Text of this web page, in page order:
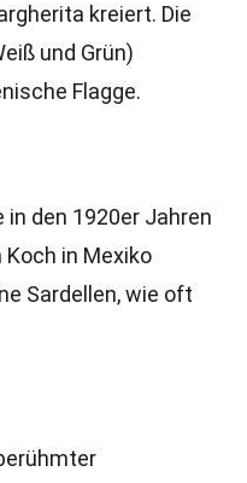
kreiert. Die
und Grün)
Flagge.
in den 1920er Jahren
in Mexiko
Sardellen, wie oft